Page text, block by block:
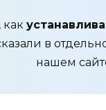
как
в
нашем